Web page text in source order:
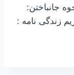
محل و نحوه جانباختن:
زندگی نامه :